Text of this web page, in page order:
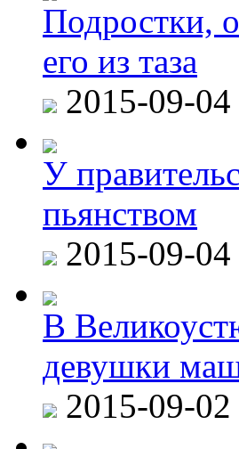
Подростки,
его из таза
2015-09-
У
пьянством
2015-09-
В
девушки
2015-09-